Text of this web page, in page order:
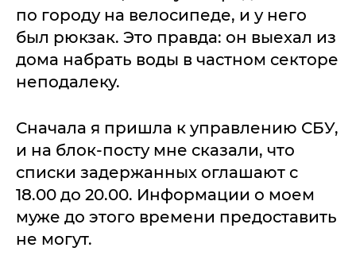
по городу на велосипеде, и у него
был рюкзак. Это правда: он выехал из
дома набрать воды в частном секторе
неподалеку.
Сначала я пришла к управлению СБУ,
и на блок-посту мне сказали, что
списки задержанных оглашают с
18.00 до 20.00. Информации о моем
муже до этого времени предоставить
не могут.